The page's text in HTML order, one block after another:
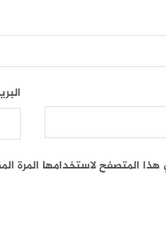
المتصفح لاستخدامها المرة